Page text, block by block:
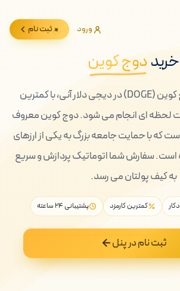
ورود ثبت نام
خریددوج کوین
خرید و فروش دوج کوین (DOGE) در دیجی دلار آنی، با کمترین
لحظه ای انجام می شود. دوج کوین معروف
که با حمایت جامعه بزرگ به یکی از ارزهای
سفارش شما اتوماتیک پردازش و سریع
به کیف پولتان می رسد.
کمترین کارمزد پشتیبانی ۲۴ ساعته
ثبت نام در پنل